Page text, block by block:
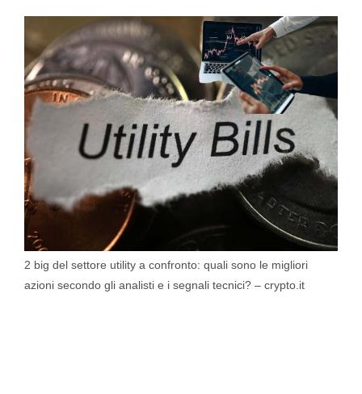
2 big del settore utility a confronto: quali sono le migliori
azioni secondo gli analisti e i segnali tecnici? – crypto.it